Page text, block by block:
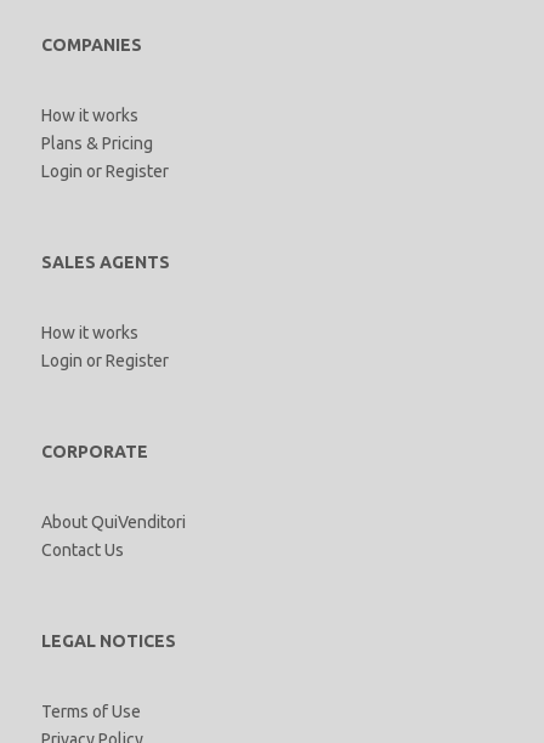
COMPANIES
How it works
Plans & Pricing
Login orRegister
SALES AGENTS
How it works
Login orRegister
CORPORATE
About QuiVenditori
Contact Us
LEGAL NOTICES
Terms of Use
Privacy Policy